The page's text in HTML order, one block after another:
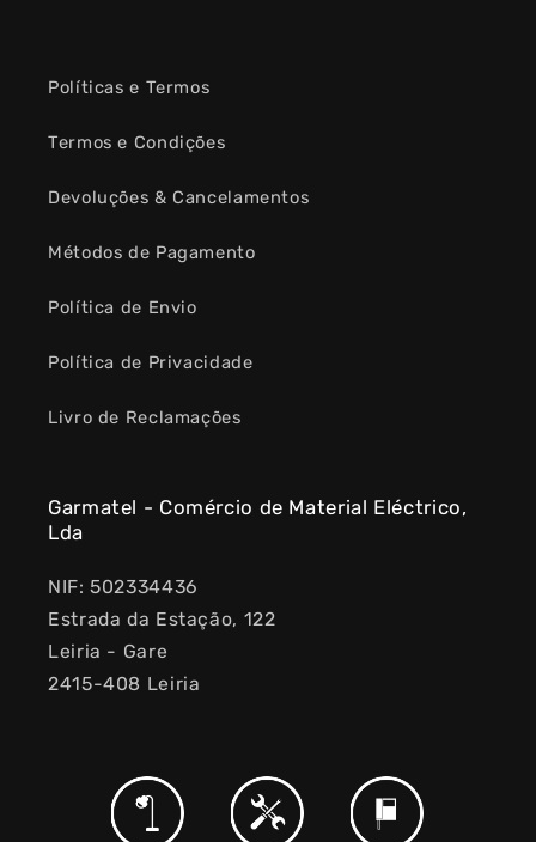
Políticas e Termos
Termos e Condições
Devoluções & Cancelamentos
Métodos de Pagamento
Política de Envio
Política de Privacidade
Livro de Reclamações
Garmatel - Comércio de Material Eléctrico,
Lda
NIF: 502334436
Estrada da Estação, 122
Leiria - Gare
2415-408 Leiria